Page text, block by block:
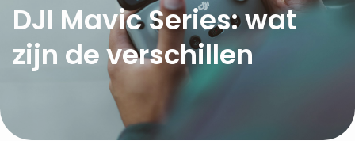
DJI Mavic Series: wat
zijn de verschillen